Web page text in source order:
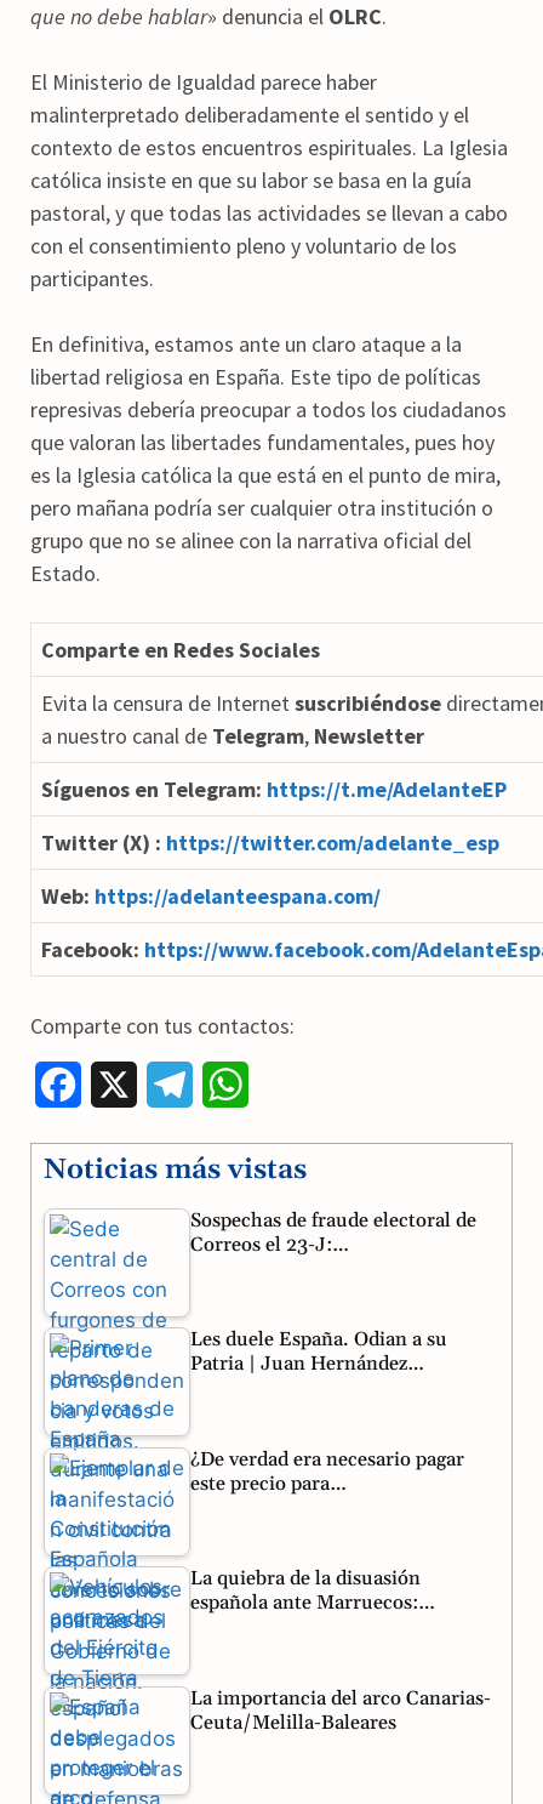
que no debe hablar» denuncia el OLRC.
El Ministerio de Igualdad parece haber
malinterpretado deliberadamente el sentido y el
contexto de estos encuentros espirituales. La Iglesia
católica insiste en que su labor se basa en la guía
pastoral, y que todas las actividades se llevan a cabo
con el consentimiento pleno y voluntario de los
participantes.
En definitiva, estamos ante un claro ataque a la
libertad religiosa en España. Este tipo de políticas
represivas debería preocupar a todos los ciudadanos
que valoran las libertades fundamentales, pues hoy
es la Iglesia católica la que está en el punto de mira,
pero mañana podría ser cualquier otra institución o
grupo que no se alinee con la narrativa oficial del
Estado.
Comparte en Redes Sociales
Evita la censura de Internet suscribiéndose
a nuestro canal de Telegram, Newsletter
Síguenos en Telegram: https://t.me/AdelanteEP
Twitter (X) : https://twitter.com/adelante_esp
Web: https://adelanteespana.com/
Facebook: https://www.facebook.com/
Comparte con tus contactos:
c
e
b
o
o
k
l
e
a
a
t
p
Noticias más vistas
Sospechas de fraude electoral de
Correos el 23-J:…
Les duele España. Odian a su
Patria | Juan Hernández…
¿De verdad era necesario pagar
este precio para…
La quiebra de la disuasión
española ante Marruecos:…
La importancia del arco Canarias-
Ceuta/Melilla-Baleares